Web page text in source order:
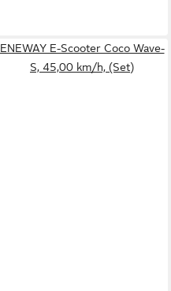
ENEWAY E-Scooter Coco Wave-
S, 45,00 km/h, (Set)